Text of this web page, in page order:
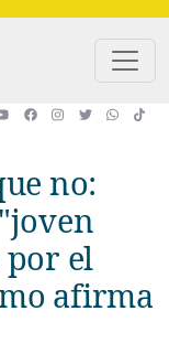
no:
el
afirma